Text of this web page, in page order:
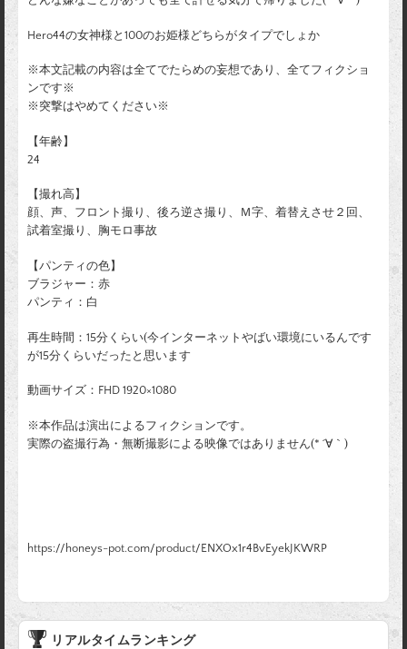
Hero44の女神様と100のお姫様どちらがタイプでしょか
※本文記載の内容は全てでたらめの妄想であり、全てフィクショ
ンです※
※突撃はやめてください※
【年齢】
24
【撮れ高】
顔、声、フロント撮り、後ろ逆さ撮り、Ｍ字、着替えさせ２回、
試着室撮り、胸モロ事故
【パンティの色】
ブラジャー：赤
パンティ：白
再生時間：15分くらい(今インターネットやばい環境にいるんです
が15分くらいだったと思います
動画サイズ：FHD 1920×1080
※本作品は演出によるフィクションです。
実際の盗撮行為・無断撮影による映像ではありません(* ´∀｀)
https://honeys-pot.com/product/ENXOx1r4BvEyekJKWRP
リアルタイムランキング